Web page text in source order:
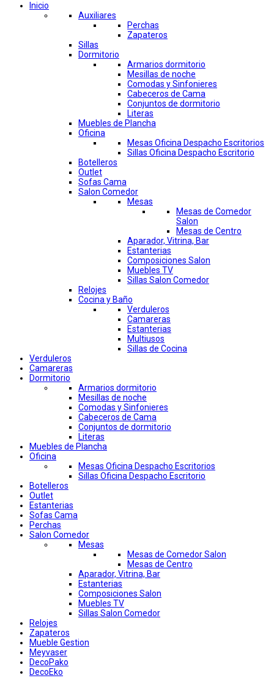
Inicio
Auxiliares
Perchas
Zapateros
Sillas
Dormitorio
Armarios dormitorio
Mesillas de noche
Comodas y Sinfonieres
Cabeceros de Cama
Conjuntos de dormitorio
Literas
Muebles de Plancha
Oficina
Mesas Oficina Despacho Escritorios
Sillas Oficina Despacho Escritorio
Botelleros
Outlet
Sofas Cama
Salon Comedor
Mesas
Mesas de Comedor
Salon
Mesas de Centro
Aparador, Vitrina, Bar
Estanterias
Composiciones Salon
Muebles TV
Sillas Salon Comedor
Relojes
Cocina y Baño
Verduleros
Camareras
Estanterias
Multiusos
Sillas de Cocina
Verduleros
Camareras
Dormitorio
Armarios dormitorio
Mesillas de noche
Comodas y Sinfonieres
Cabeceros de Cama
Conjuntos de dormitorio
Literas
Muebles de Plancha
Oficina
Mesas Oficina Despacho Escritorios
Sillas Oficina Despacho Escritorio
Botelleros
Outlet
Estanterias
Sofas Cama
Perchas
Salon Comedor
Mesas
Mesas de Comedor Salon
Mesas de Centro
Aparador, Vitrina, Bar
Estanterias
Composiciones Salon
Muebles TV
Sillas Salon Comedor
Relojes
Zapateros
Mueble Gestion
Meyvaser
DecoPako
DecoEko